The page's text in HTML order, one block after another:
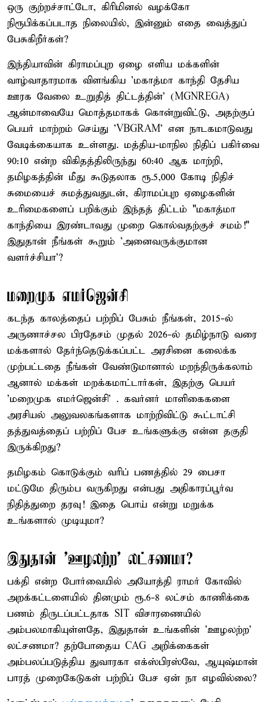
ஒரு குற்றச்சாட்டோ, கிரிமினல் வழக்கோ
நிரூபிக்கப்படாத நிலையில், இன்னும் எதை வைத்துப்
பேசுகிறீர்கள்?
இந்தியாவின் கிராமப்புற ஏழை எளிய மக்களின்
வாழ்வாதாரமாக விளங்கிய 'மகாத்மா காந்தி தேசிய
ஊரக வேலை உறுதித் திட்டத்தின்' (MGNREGA)
ஆன்மாவையே மொத்தமாகக் கொன்றுவிட்டு, அதற்குப்
பெயர் மாற்றம் செய்து 'VBGRAM' என நாடகமாடுவது
வேடிக்கையாக உள்ளது. மத்திய-மாநில நிதிப் பகிர்வை
90:10 என்ற விகிதத்திலிருந்து 60:40 ஆக மாற்றி,
தமிழகத்தின் மீது கூடுதலாக ரூ.5,000 கோடி நிதிச்
சுமையைச் சுமத்துவதுடன், கிராமப்புற ஏழைகளின்
உரிமைகளைப் பறிக்கும் இந்தத் திட்டம் "மகாத்மா
காந்தியை இரண்டாவது முறை கொல்வதற்குச் சமம்!"
இதுதான் நீங்கள் கூறும் 'அனைவருக்குமான
வளர்ச்சியா'?
மறைமுக எமர்ஜென்சி
கடந்த காலத்தைப் பற்றிப் பேசும் நீங்கள், 2015-ல்
அருணாச்சல பிரதேசம் முதல் 2026-ல் தமிழ்நாடு வரை
மக்களால் தேர்ந்தெடுக்கப்பட்ட அரசினை கலைக்க
முற்பட்டதை நீங்கள் வேண்டுமானால் மறந்திருக்கலாம்
ஆனால் மக்கள் மறக்கமாட்டார்கள், இதற்கு பெயர்
'மறைமுக எமர்ஜென்சி' . கவர்னர் மாளிகைகளை
அரசியல் அலுவலகங்களாக மாற்றிவிட்டு கூட்டாட்சி
தத்துவத்தைப் பற்றிப் பேச உங்களுக்கு என்ன தகுதி
இருக்கிறது?
தமிழகம் கொடுக்கும் வரிப் பணத்தில் 29 பைசா
மட்டுமே திரும்ப வருகிறது என்பது அதிகாரப்பூர்வ
நிதித்துறை தரவு! இதை பொய் என்று மறுக்க
உங்களால் முடியுமா?
இதுதான் 'ஊழலற்ற' லட்சணமா?
பக்தி என்ற போர்வையில் அயோத்தி ராமர் கோவில்
அறக்கட்டளையில் தினமும் ரூ.6-8 லட்சம் காணிக்கை
பணம் திருடப்பட்டதாக SIT விசாரணையில்
அம்பலமாகியுள்ளதே, இதுதான் உங்களின் 'ஊழலற்ற'
லட்சணமா? தற்போதைய CAG அறிக்கைகள்
அம்பலப்படுத்திய துவாரகா எக்ஸ்பிரஸ்வே, ஆயுஷ்மான்
பாரத் முறைகேடுகள் பற்றிப் பேச ஏன் நா எழவில்லை?